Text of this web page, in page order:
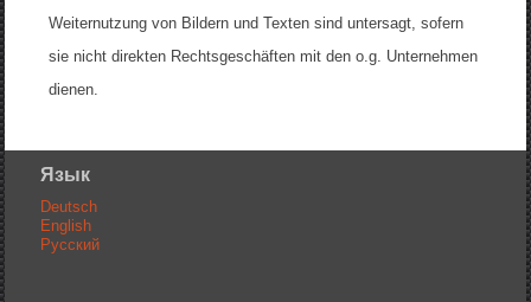
Weiternutzung von Bildern und Texten sind untersagt, sofern
sie nicht direkten Rechtsgeschäften mit den o.g. Unternehmen
dienen.
Язык
Deutsch
English
Русский